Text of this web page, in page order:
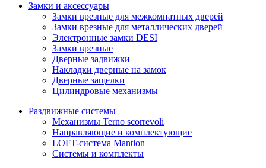
Замки и аксессуары
Замки врезные для межкомнатных дверей
Замки врезные для металлических дверей
Электронные замки DESI
Замки врезные
Дверные задвижки
Накладки дверные на замок
Дверные защелки
Цилиндровые механизмы
Раздвижные системы
Механизмы Terno scorrevoli
Направляющие и комплектующие
LOFT-cистема Mantion
Системы и комплекты